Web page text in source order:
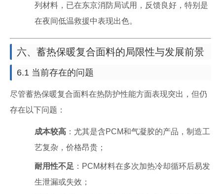
列材料，已在东京消防局试用，反馈良好，特别是
在夜间低温救援中表现出色。
六、蓄热保暖复合面料的局限性与发展前景
6.1 当前存在的问题
尽管蓄热保暖复合面料在热防护性能方面表现突出，但仍
存在以下问题：
成本较高 ：尤其是含PCM和气凝胶的产品，制造工
艺复杂，价格昂贵；
耐用性不足 ：PCM材料在多次加热冷却循环后易发
生泄漏或失效；